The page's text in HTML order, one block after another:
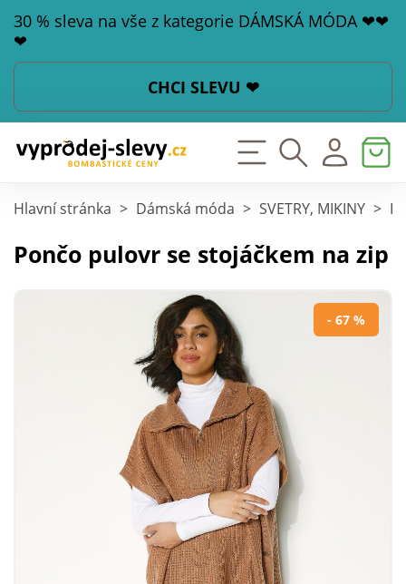
30 % sleva na vše z kategorie DÁMSKÁ MÓDA ❤❤
❤
CHCI SLEVU ❤
Hlavní stránka > Dámská móda > SVETRY, MIKINY >
Pončo pulovr se stojáčkem na zip
- 67 %